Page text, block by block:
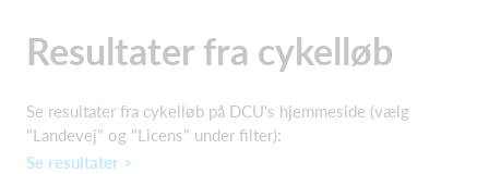
Resultater fra cykelløb
Se resultater fra cykelløb på DCU's hjemmeside (vælg
"Landevej" og "Licens" under filter):
Se resultater >